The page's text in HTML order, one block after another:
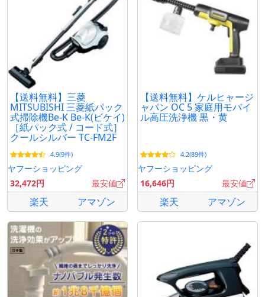
【送料無料】三菱
MITSUBISHI 三菱紙パック
式掃除機Be-K Be-K(ビケイ)
［紙パック式 / コード式］
クールシルバー TC-FM2F
4.9(9件)
ヤフーショッピング
32,472円
最安値
楽天 アマゾン
【送料無料】ケルヒャージ
ャパン OC 5 家庭用モバイ
ル高圧洗浄機 黒・黄
4.2(89件)
ヤフーショッピング
16,646円
最安値
楽天 アマゾン